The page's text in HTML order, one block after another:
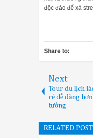
độc đáo để xả
Share to:
Next
Tour du lịch
rẻ dễ dàng
tưởng
RELATED